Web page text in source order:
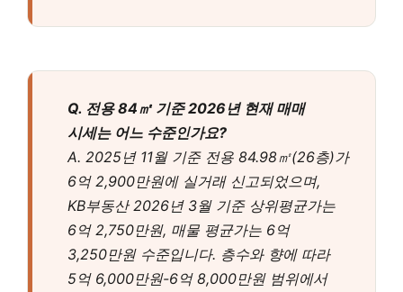
Q. 전용 84㎡ 기준 2026년 현재 매매
시세는 어느 수준인가요?
A. 2025년 11월 기준 전용 84.98㎡(26층)가
6억 2,900만원에 실거래 신고되었으며,
KB부동산 2026년 3월 기준 상위평균가는
6억 2,750만원, 매물 평균가는 6억
3,250만원 수준입니다. 층수와 향에 따라
5억 6,000만원-6억 8,000만원 범위에서